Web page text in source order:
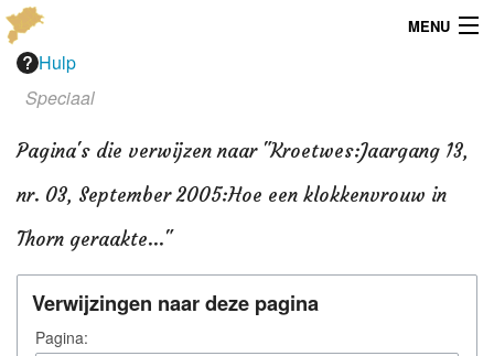
MENU
Menu
Locaties
Kaarten
Overig
Hulp
Speciaal
Pagina's die verwijzen naar "Kroetwes:Jaargang 13,
nr. 03, September 2005:Hoe een klokkenvrouw in
Thorn geraakte…"
Verwijzingen naar deze pagina
Pagina: